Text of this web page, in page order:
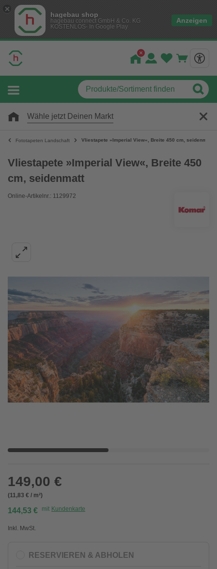
hagebau shop
hagebau connect GmbH & Co. KG
KOSTENLOS- In Google Play
Anzeigen
Wähle jetzt Deinen Markt
Fototapeten Landschaft Vliestapete »Imperial View«, Breite 450 cm, seidenmatt
Vliestapete »Imperial View«, Breite 450
cm, seidenmatt
Online-Artikelnr.: 1129972
149,00 €
(11,83 € / m²)
144,53 € mit Kundenkarte
Inkl. MwSt.
RESERVIEREN & ABHOLEN